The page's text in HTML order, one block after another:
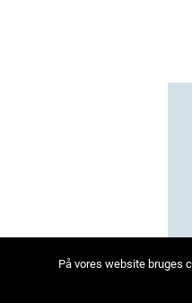
På vores website bruges